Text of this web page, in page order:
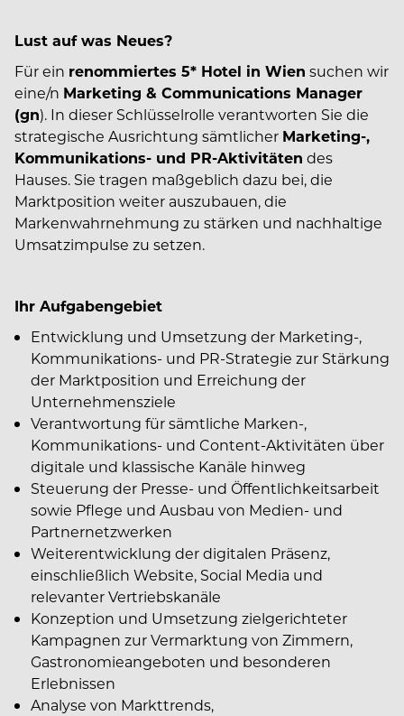
Lust auf was Neues?
Für ein renommiertes 5* Hotel in Wien suchen wir
eine/n Marketing & Communications Manager
(gn). In dieser Schlüsselrolle verantworten Sie die
strategische Ausrichtung sämtlicher Marketing-,
Kommunikations- und PR-Aktivitäten des
Hauses. Sie tragen maßgeblich dazu bei, die
Marktposition weiter auszubauen, die
Markenwahrnehmung zu stärken und nachhaltige
Umsatzimpulse zu setzen.
Ihr Aufgabengebiet
Entwicklung und Umsetzung der Marketing-,
Kommunikations- und PR-Strategie zur Stärkung
der Marktposition und Erreichung der
Unternehmensziele
Verantwortung für sämtliche Marken-,
Kommunikations- und Content-Aktivitäten über
digitale und klassische Kanäle hinweg
Steuerung der Presse- und Öffentlichkeitsarbeit
sowie Pflege und Ausbau von Medien- und
Partnernetzwerken
Weiterentwicklung der digitalen Präsenz,
einschließlich Website, Social Media und
relevanter Vertriebskanäle
Konzeption und Umsetzung zielgerichteter
Kampagnen zur Vermarktung von Zimmern,
Gastronomieangeboten und besonderen
Erlebnissen
Analyse von Markttrends,